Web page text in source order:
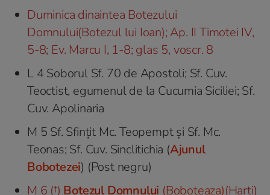
Duminica dinaintea Botezului
Domnului(Botezul lui Ioan); Ap. II Timotei IV,
5-8; Ev. Marcu I, 1-8; glas 5, voscr. 8
L 4 Soborul Sf. 70 de Apostoli; Sf. Cuv.
Teoctist, egumenul de la Cucumia Siciliei; Sf.
Cuv. Apolinaria
M 5 Sf. Sfințit Mc. Teopempt şi Sf. Mc.
Teonas; Sf. Cuv. Sinclitichia (Ajunul
Bobotezei) (Post negru)
M 6 (†) Botezul Domnului (Boboteaza)(Harți)